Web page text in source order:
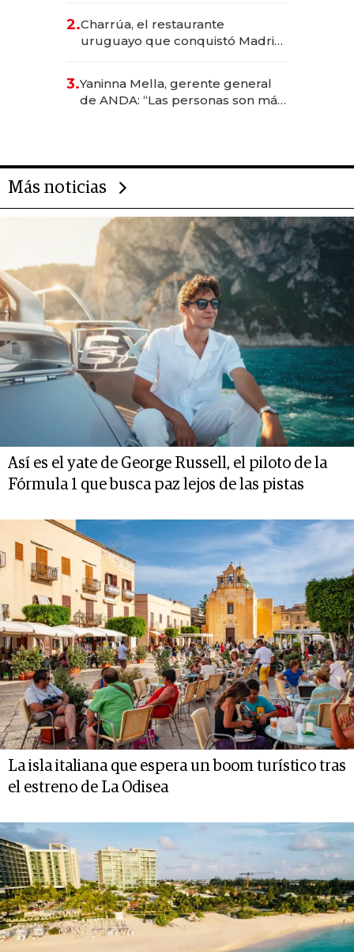
millones
2.Charrúa, el restaurante
uruguayo que conquistó Madrid:
anticipación y prepara apertura
3.Yaninna Mella, gerente general
de ANDA: “Las personas son más
Más noticias
Así es el yate de George Russell, el piloto de la
Fórmula 1 que busca paz lejos de las pistas
La isla italiana que espera un boom turístico tras
el estreno de La Odisea